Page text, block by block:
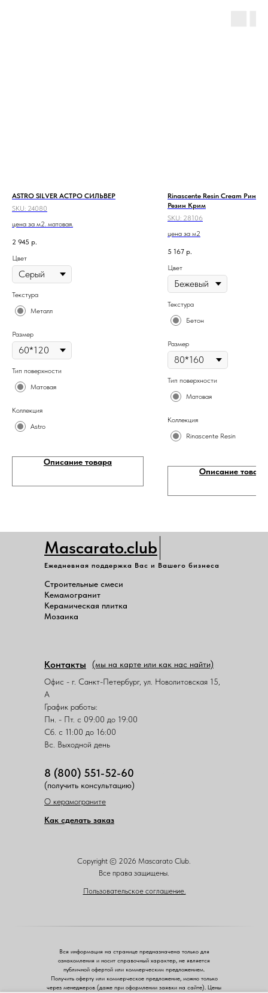
ASTRO SILVER АСТРО СИЛЬВЕР
SKU: 24080
цена за м2. матовая.
2 945 р.
Цвет
Текстура
Металл
Размер
Тип поверхности
Матовая
Коллекция
Astro
Описание товара
Rinascente Resin Cream
Резин Крим
SKU: 28106
цена за м2
5 167 р.
Цвет
Текстура
Бетон
Размер
Тип поверхности
Матовая
Коллекция
Rinascente Resin
Описание товара
Ежедневная поддержка Вас и Вашего бизнеса
Mascarato.club
Copyright © 2026 Mascarato Club.
Все права защищены.
Пользовательское соглашение.
Строительные смеси
Кемамогранит
Керамическая плитка
Мозаика
Контакты
Офис - г. Санкт-Петербург, ул. Новолитовская 15,
А
График работы:
Пн. - Пт. с 09:00 до 19:00
Сб. с 11:00 до 16:00
Вс. Выходной день
8 (800) 551-52-60
(мы на карте или как нас найти)
(получить консультацию)
О керамограните
Как сделать заказ
Вся информация на странице предназначена только для
ознакомления и носит справочный характер, не является
публичной офертой или коммерческим предложением.
Получить оферту или коммерческое предложение, можно только
через менеджеров (даже при оформлении заявки на сайте). Цены